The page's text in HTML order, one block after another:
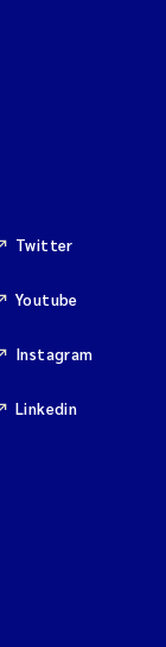
Twitter
Youtube
Instagram
Linkedin